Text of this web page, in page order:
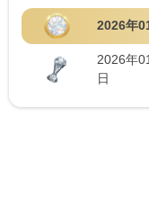
2026年
2026年
日